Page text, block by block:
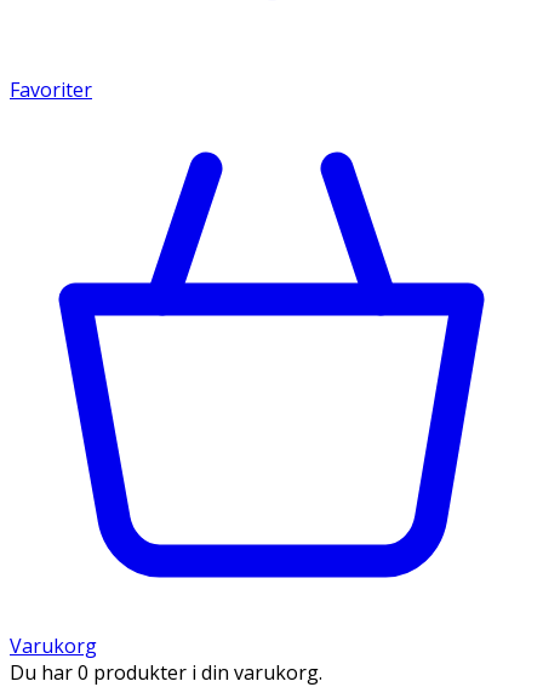
Favoriter
Varukorg
Du har 0 produkter i din varukorg.